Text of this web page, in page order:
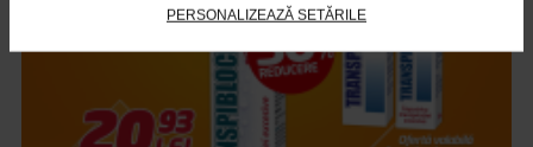
PERSONALIZEAZĂ SETĂRILE